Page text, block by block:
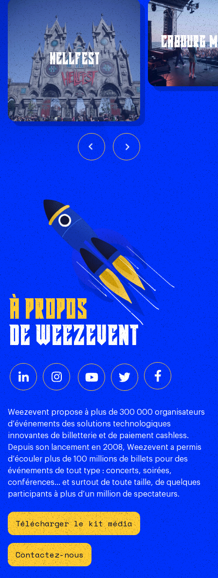
HELLFEST
CABOURG
À PROPOS
DE WEEZEVENT
Weezevent propose à plus de 300 000 organisateurs
d’événements des solutions technologiques
innovantes de billetterie et de paiement cashless.
Depuis son lancement en 2008, Weezevent a permis
d’écouler plus de 100 millions de billets pour des
événements de tout type : concerts, soirées,
conférences… et surtout de toute taille, de quelques
participants à plus d’un million de spectateurs.
Télécharger le kit média
Contactez-nous